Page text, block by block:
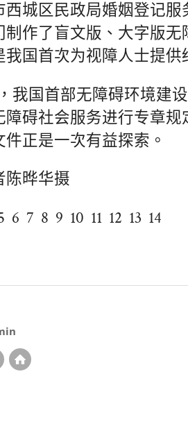
西城区民政局婚姻登记
制作了盲文版、大字版
我国首次为视障人士提供
我国首部无障碍环境
障碍社会服务进行专章
件正是一次有益探索。
陈晔华摄
6 7 8 9 10 11 12 13 14